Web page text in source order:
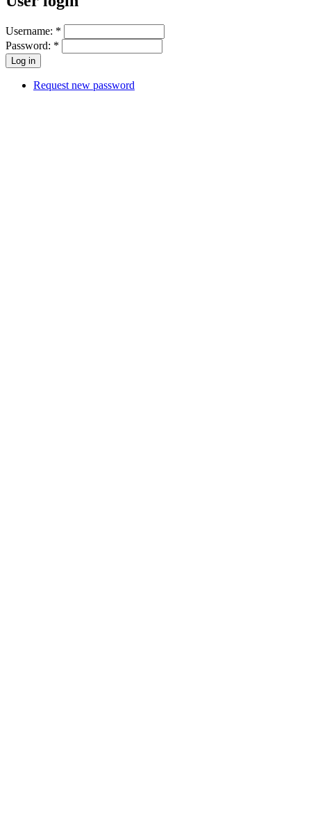
Username: *
Password: *
Request new password